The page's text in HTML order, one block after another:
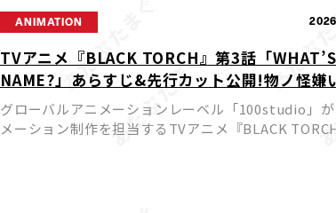
ANIMATION
TVアニメ『BLACK TORCH』第3話「
NAME?」あらすじ&先行カット公開!物ノ怪嫌
一華と弐郎・羅睺が一触即発!?
グローバルアニメーションレーベル「100studio」
メーション制作を担当するTVアニメ『BLACK